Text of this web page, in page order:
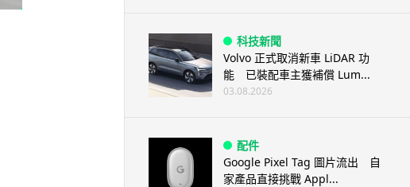
科技新聞
Volvo 正式取消新車 LiDAR 功
能 已裝配車主獲補償 Lum...
03.08.2026
配件
Google Pixel Tag 圖片流出 自
家產品直接挑戰 Appl...